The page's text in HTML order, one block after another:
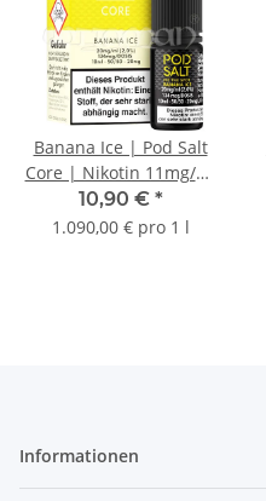
Banana Ice | Pod Salt
Core | Nikotin 11mg/ml
| Liquid | 10ml
10,90 € *
1.090,00 € pro 1 l
Informationen